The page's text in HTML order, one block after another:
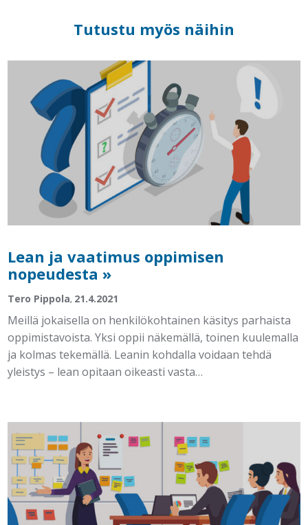
Tutustu myös näihin
Lean ja vaatimus oppimisen
nopeudesta »
Tero Pippola, 21.4.2021
Meillä jokaisella on henkilökohtainen käsitys parhaista
oppimistavoista. Yksi oppii näkemällä, toinen kuulemalla
ja kolmas tekemällä. Leanin kohdalla voidaan tehdä
yleistys – lean opitaan oikeasti vasta…